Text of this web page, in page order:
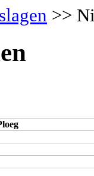
>>